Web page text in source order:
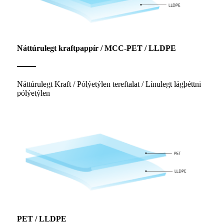
Náttúrulegt kraftpappír / MCC-PET / LLDPE
Náttúrulegt Kraft / Pólýetýlen tereftalat / Línulegt lágþéttni
pólýetýlen
PET / LLDPE